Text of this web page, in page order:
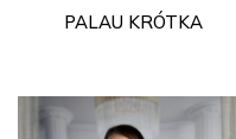
PALAU KRÓTKA